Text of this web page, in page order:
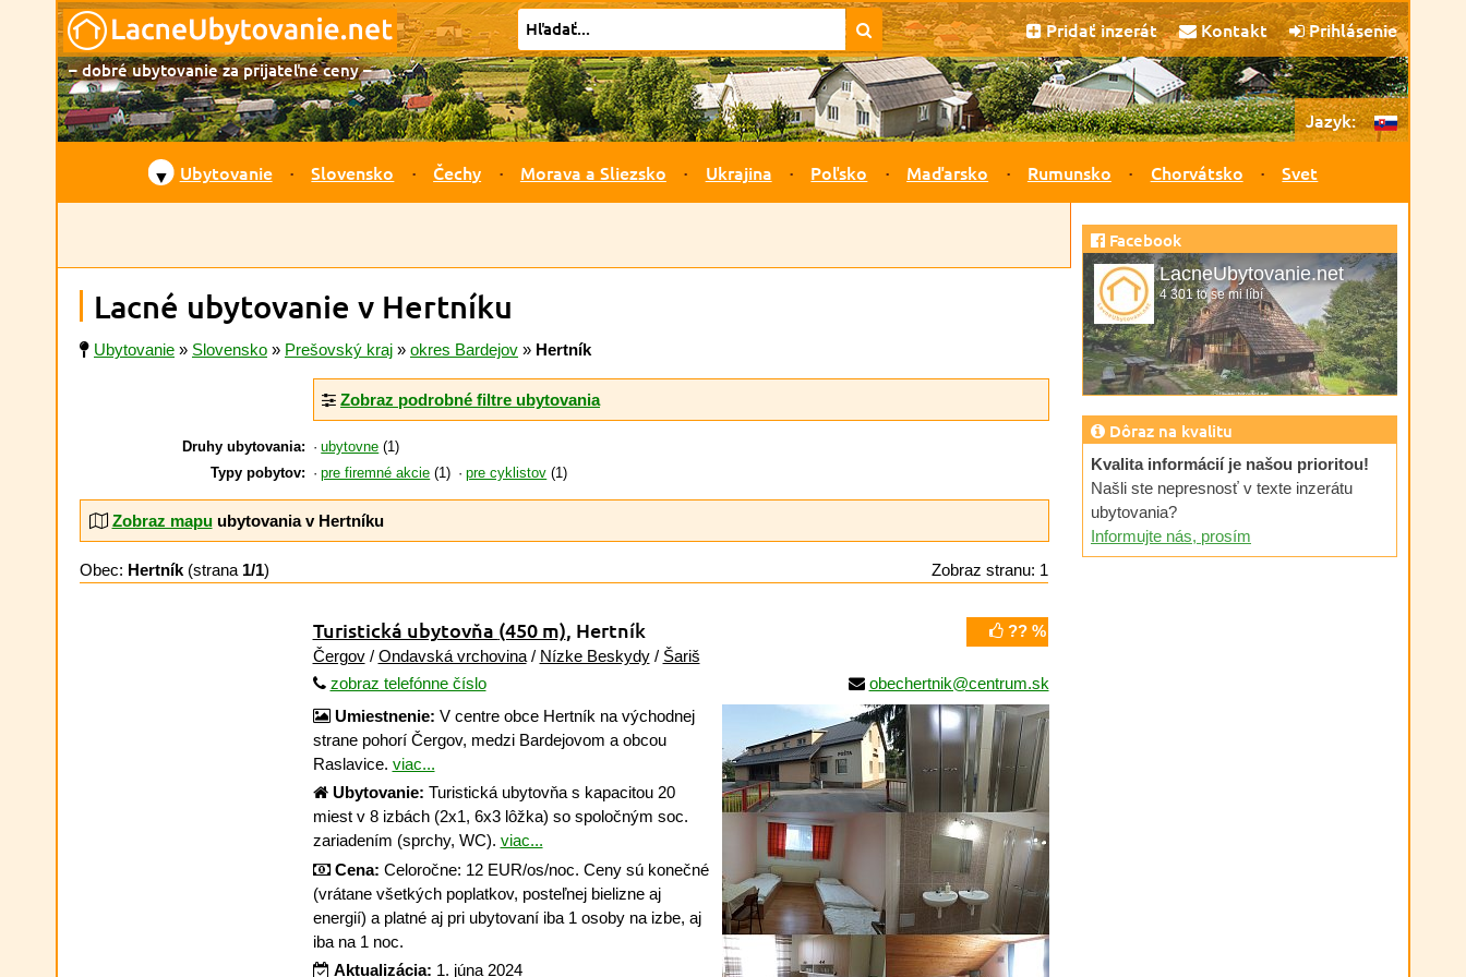
Pridať inzerát Kontakt Prihlásenie
– dobré ubytovanie za prijateľné ceny –
Jazyk:
▼ Ubytovanie Slovensko Čechy Morava a Sliezsko Ukrajina Poľsko Maďarsko Rumunsko Chorvátsko Svet
Lacné ubytovanie v Hertníku
Ubytovanie » Slovensko » Prešovský kraj » okres Bardejov » Hertník
Zobraz podrobné filtre ubytovania
Druhy ubytovania: ubytovne (1)
Typy pobytov:
pre firemné akcie (1) pre cyklistov (1)
Zobraz mapuubytovania v Hertníku
Obec: Hertník (strana 1/1) Zobraz stranu: 1
?? %
Turistická ubytovňa (450 m), Hertník
Čergov/ Ondavská vrchovina/ Nízke Beskydy/ Šariš
zobraz telefónne číslo
obechertnik@centrum.sk
Umiestnenie: V centre obce Hertník na východnej
strane pohorí Čergov, medzi Bardejovom a obcou
Raslavice. viac...
Ubytovanie: Turistická ubytovňa s kapacitou 20
miest v 8 izbách (2x1, 6x3 lôžka) so spoločným soc.
zariadením (sprchy, WC). viac...
Cena: Celoročne: 12 EUR/os/noc. Ceny sú konečné
(vrátane všetkých poplatkov, posteľnej bielizne aj
energií) a platné aj pri ubytovaní iba 1 osoby na izbe, aj
iba na 1 noc.
Aktualizácia: 1. júna 2024
Facebook
LacneUbytovanie.net
4 301 to se mi líbí
Dôraz na kvalitu
Kvalita informácií je našou prioritou!
Našli ste nepresnosť v texte inzerátu
ubytovania?
Informujte nás, prosím